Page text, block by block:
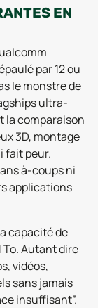
EN
par 12 ou
le monstre de
ultra-
la comparaison
3D, montage
fait peur.
à-coups ni
applications
capacité de
To. Autant dire
vidéos,
sans jamais
insuffisant”.